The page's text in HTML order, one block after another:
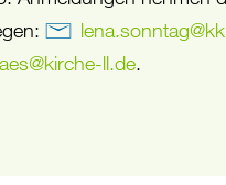
lena.sonntag@
@kirche-ll.de.